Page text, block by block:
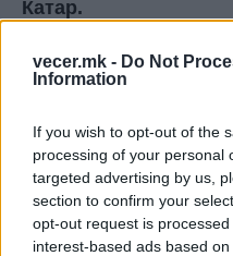
vecer.mk - Do Not
Information
If you wish to opt-out of the
processing of your personal
targeted advertising by us,
section to confirm your
opt-out request is
interest-based ads based
Катар.
Арабија и Турција
Емирати и
И други земји ја
не се изјасниле.
Германија,
комисија(како
Русија, Сингапур...